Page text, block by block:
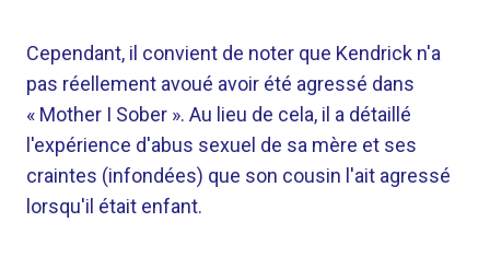
Cependant, il convient de noter que Kendrick n'a
pas réellement avoué avoir été agressé dans
« Mother I Sober ». Au lieu de cela, il a détaillé
l'expérience d'abus sexuel de sa mère et ses
craintes (infondées) que son cousin l'ait agressé
lorsqu'il était enfant.